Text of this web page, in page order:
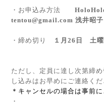
・お申込み方法
tentou@gmail.com 浅井昭
・締め切り １月26日 土
ただし、定員に達し次第締
し込みはお早めにご連絡くだ
＊キャンセルの場合は事前
・